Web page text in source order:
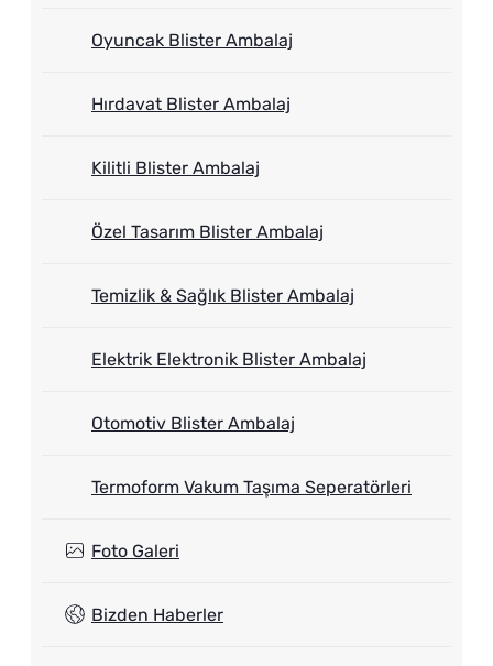
Oyuncak Blister Ambalaj
Hırdavat Blister Ambalaj
Kilitli Blister Ambalaj
Özel Tasarım Blister Ambalaj
Temizlik & Sağlık Blister Ambalaj
Elektrik Elektronik Blister Ambalaj
Otomotiv Blister Ambalaj
Termoform Vakum Taşıma Seperatörleri
Foto Galeri
Bizden Haberler